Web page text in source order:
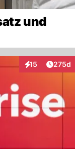
und
15
Interaktionen
275d